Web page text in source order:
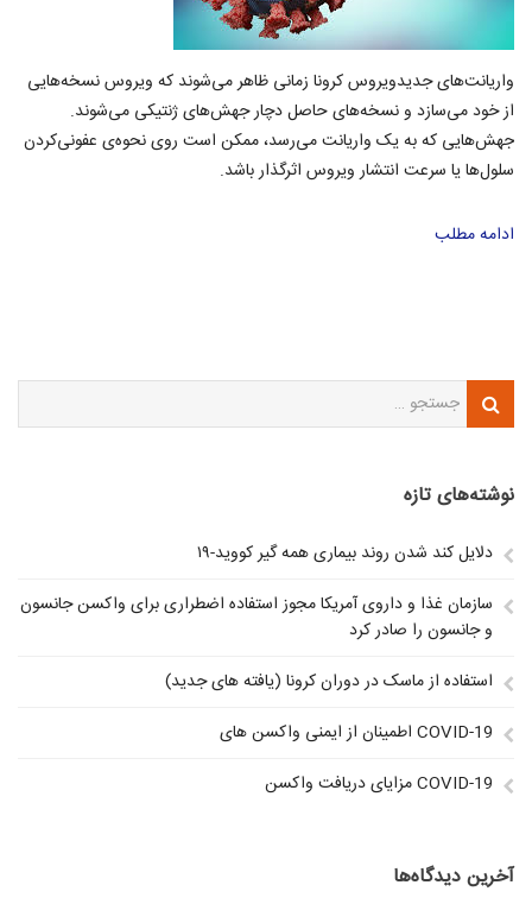
واریانت‌های جدیدویروس کرونا زمانی ظاهر می‌شوند که ویروس نسخه‌هایی
از خود می‌سازد و نسخه‌های حاصل دچار جهش‌های ژنتیکی می‌شوند.
جهش‌هایی که به یک واریانت می‌رسد، ممکن است روی نحوه‌ی عفونی‌کردن
سلول‌ها یا سرعت انتشار ویروس اثرگذار باشد.
ادامه مطلب
نوشته‌های تازه
دلایل کند شدن روند بیماری همه گیر کووید-۱۹
سازمان غذا و داروی آمریکا مجوز استفاده اضطراری برای واکسن جانسون
و جانسون را صادر کرد
استفاده از ماسک در دوران کرونا (یافته های جدید)
اطمینان از ایمنی واکسن های COVID-19
مزایای دریافت واکسن COVID-19
آخرین دیدگاه‌ها